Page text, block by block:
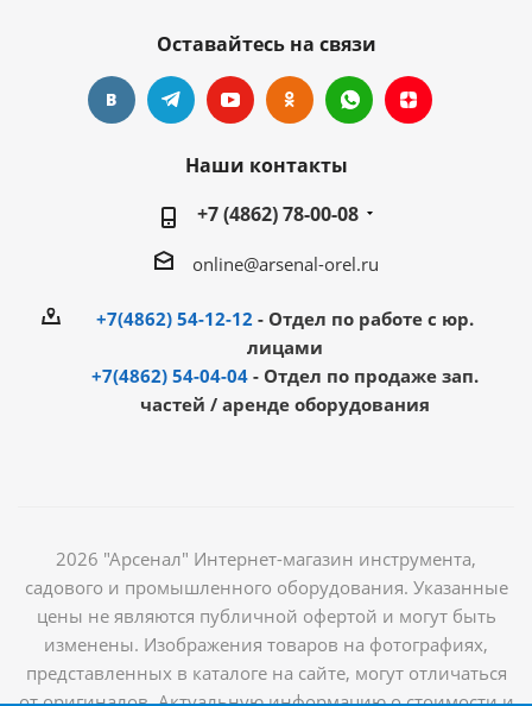
Оставайтесь на связи
Наши контакты
+7 (4862) 78-00-08
online@arsenal-orel.ru
+7(4862) 54-12-12 - Отдел по работе с юр.
лицами
+7(4862) 54-04-04 - Отдел по продаже зап.
частей / аренде оборудования
2026 "Арсенал" Интернет-магазин инструмента,
садового и промышленного оборудования. Указанные
цены не являются публичной офертой и могут быть
изменены. Изображения товаров на фотографиях,
представленных в каталоге на сайте, могут отличаться
от оригиналов. Актуальную информацию о стоимости и